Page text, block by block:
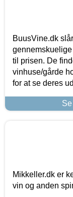
BuusVine.dk
til prisen. De
vinhuse/gårde
for at se deres
Mikkeller.dk er
vin og anden